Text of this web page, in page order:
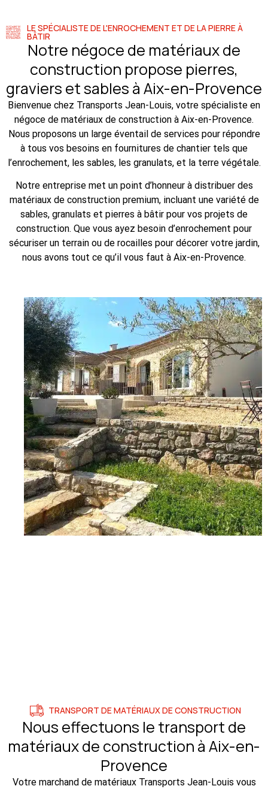
LE SPÉCIALISTE DE L'ENROCHEMENT ET DE LA PIERRE À
BÂTIR
Notre négoce de matériaux de
construction propose pierres,
graviers et sables à Aix-en-Provence
Bienvenue chez Transports Jean-Louis, votre spécialiste en
négoce de matériaux de construction à Aix-en-Provence.
Nous proposons un large éventail de services pour répondre
à tous vos besoins en fournitures de chantier tels que
l’enrochement, les sables, les granulats, et la terre végétale.
Notre entreprise met un point d’honneur à distribuer des
matériaux de construction premium, incluant une variété de
sables, granulats et pierres à bâtir pour vos projets de
construction. Que vous ayez besoin d’enrochement pour
sécuriser un terrain ou de rocailles pour décorer votre jardin,
nous avons tout ce qu’il vous faut à Aix-en-Provence.
TRANSPORT DE MATÉRIAUX DE CONSTRUCTION
Nous effectuons le transport de
matériaux de construction à Aix-en-
Provence
Votre marchand de matériaux Transports Jean-Louis vous